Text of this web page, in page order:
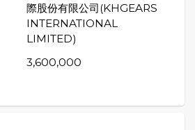
際股份有限公司(KHGEARS
INTERNATIONAL
LIMITED)
3,600,000